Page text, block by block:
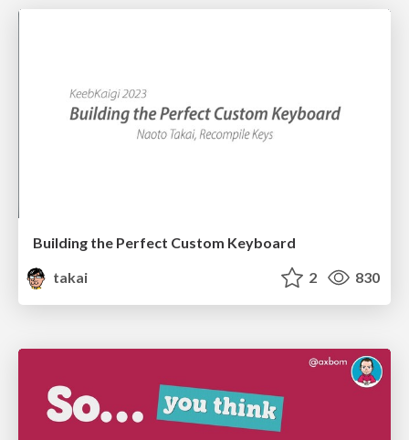
Building the Perfect Custom Keyboard
takai
2 830